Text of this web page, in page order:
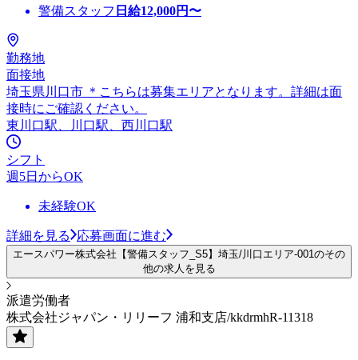
警備スタッフ 日給12,000円〜
勤務地
面接地
埼玉県川口市 ＊こちらは募集エリアとなります。詳細は面
接時にご確認ください。
東川口駅、川口駅、西川口駅
シフト
週5日からOK
未経験OK
詳細を見る 応募画面に進む
エースパワー株式会社【警備スタッフ_S5】埼玉/川口エリア-001のその
他の求人を見る
派遣労働者
株式会社ジャパン・リリーフ 浦和支店/kkdrmhR-11318